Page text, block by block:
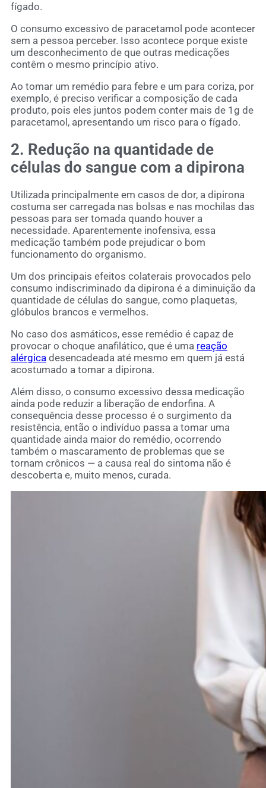
fígado.
O consumo excessivo de paracetamol pode acontecer
sem a pessoa perceber. Isso acontece porque existe
um desconhecimento de que outras medicações
contêm o mesmo princípio ativo.
Ao tomar um remédio para febre e um para coriza, por
exemplo, é preciso verificar a composição de cada
produto, pois eles juntos podem conter mais de 1g de
paracetamol, apresentando um risco para o fígado.
2. Redução na quantidade de
células do sangue com a dipirona
Utilizada principalmente em casos de dor, a dipirona
costuma ser carregada nas bolsas e nas mochilas das
pessoas para ser tomada quando houver a
necessidade. Aparentemente inofensiva, essa
medicação também pode prejudicar o bom
funcionamento do organismo.
Um dos principais efeitos colaterais provocados pelo
consumo indiscriminado da dipirona é a diminuição da
quantidade de células do sangue, como plaquetas,
glóbulos brancos e vermelhos.
No caso dos asmáticos, esse remédio é capaz de
provocar o choque anafilático, que é uma reação
alérgica desencadeada até mesmo em quem já está
acostumado a tomar a dipirona.
Além disso, o consumo excessivo dessa medicação
ainda pode reduzir a liberação de endorfina. A
consequência desse processo é o surgimento da
resistência, então o indivíduo passa a tomar uma
quantidade ainda maior do remédio, ocorrendo
também o mascaramento de problemas que se
tornam crônicos — a causa real do sintoma não é
descoberta e, muito menos, curada.